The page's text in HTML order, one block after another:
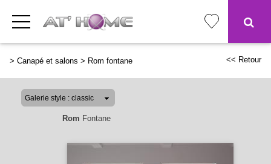
> Canapé et salons > Rom fontane << Retour
Rom Fontane